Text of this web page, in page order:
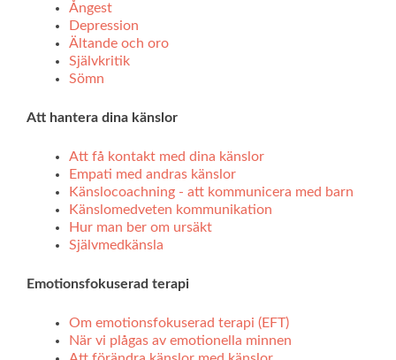
Ångest
Depression
Ältande och oro
Självkritik
Sömn
Att hantera dina känslor
Att få kontakt med dina känslor
Empati med andras känslor
Känslocoachning - att kommunicera med barn
Känslomedveten kommunikation
Hur man ber om ursäkt
Självmedkänsla
Emotionsfokuserad terapi
Om emotionsfokuserad terapi (EFT)
När vi plågas av emotionella minnen